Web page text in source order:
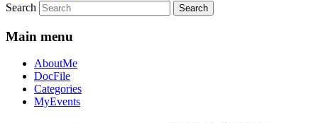
Search
Main menu
AboutMe
DocFile
Categories
MyEvents